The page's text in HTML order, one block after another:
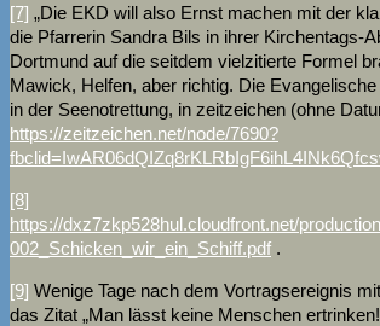
[7] „Die EKD will also Ernst machen mit der
die Pfarrerin Sandra Bils in ihrer Kirchentags-
Dortmund auf die seitdem vielzitierte Formel
Mawick, Helfen, aber richtig. Die
in der Seenotrettung, in zeitzeichen (ohne
https://zeitzeichen.net/node/7690?
[8]
https://dxz7zkp528hul.cloudfront.net/
002_Schicken_wir_ein_Schiff.pdf .
[9] Wenige Tage nach dem Vortragsereignis
das Zitat „Man lässt keine Menschen